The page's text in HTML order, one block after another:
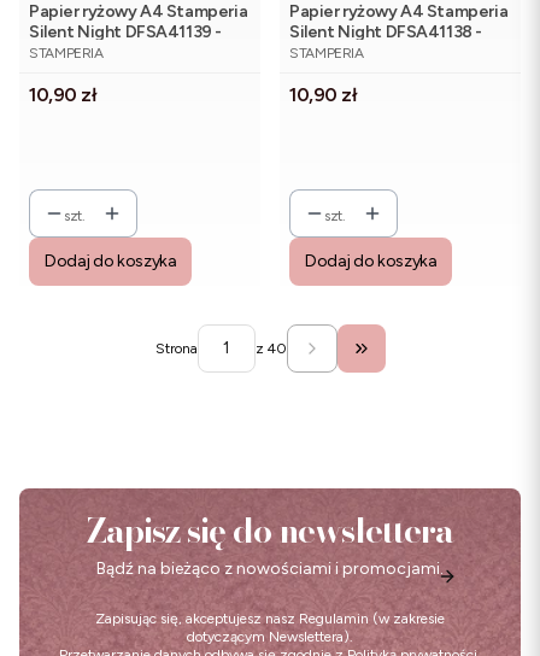
Papier ryżowy A4 Stamperia
Silent Night DFSA41139 -
Św. Mikołaj, sanie, pejzaż
PRODUCENT
STAMPERIA
Cena
10,90 zł
szt.
Dodaj do koszyka
Papier ryżowy A4 Stamperia
Silent Night DFSA41138 -
dzieci, zimowa sceneria
PRODUCENT
STAMPERIA
Cena
10,90 zł
szt.
Dodaj do koszyka
Strona z 40 Przejdź do ostatniej
Zapisz się do newslettera
Bądź na bieżąco z nowościami i promocjami.
Zapisując się, akceptujesz nasz Regulamin (w zakresie
dotyczącym Newslettera).